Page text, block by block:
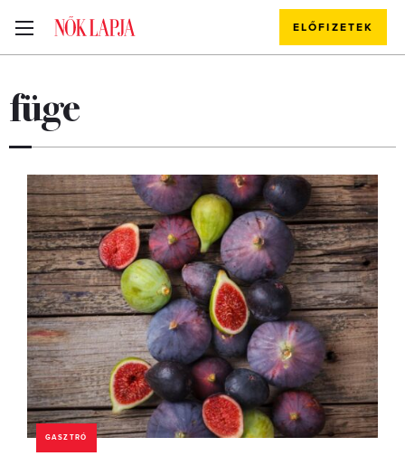
ELŐFIZETEK
füge
GASZTRÓ